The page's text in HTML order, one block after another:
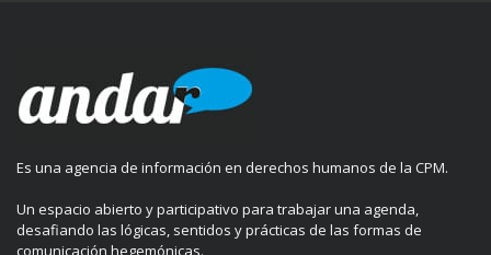
Es una agencia de información en derechos humanos de la CPM.
Un espacio abierto y participativo para trabajar una agenda,
desafiando las lógicas, sentidos y prácticas de las formas de
comunicación hegemónicas.